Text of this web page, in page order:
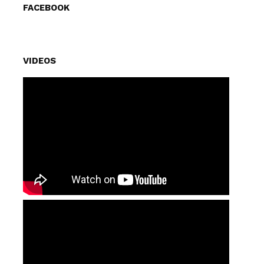
FACEBOOK
VIDEOS